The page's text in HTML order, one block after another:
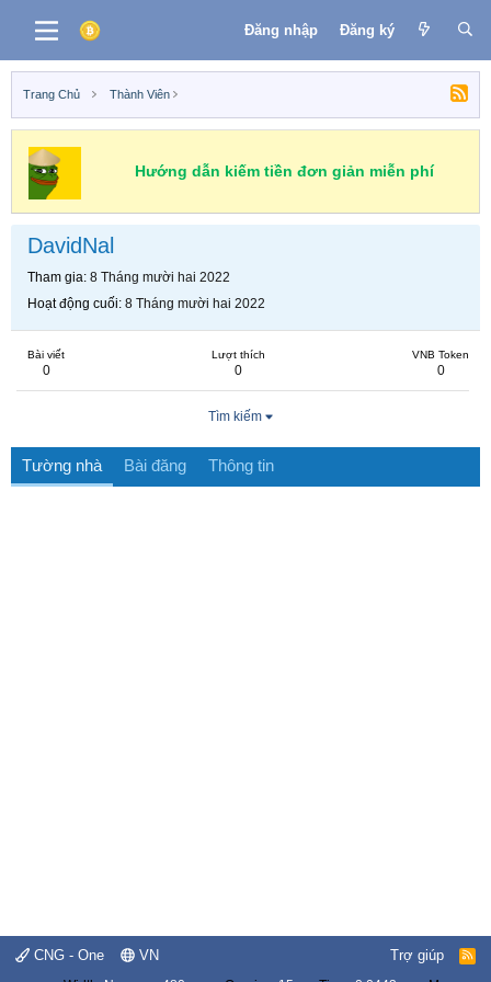
Đăng nhập Đăng ký
Trang Chủ Thành Viên
Hướng dẫn kiếm tiền đơn giản miễn phí
DavidNal
Tham gia 8 Tháng mười hai 2022
Hoạt động cuối 8 Tháng mười hai 2022
Bài viết
0
Lượt thích
0
VNB Token
0
Tìm kiếm
Tường nhà Bài đăng Thông tin
CNG - One VN Trợ giúp
R